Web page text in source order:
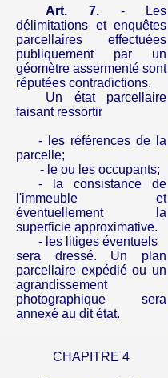
Art. 7. - Les
délimitations et enquêtes
parcellaires effectuées
publiquement par un
géomètre assermenté sont
réputées contradictions.
Un état parcellaire
faisant ressortir
-
les références de la
parcelle;
- le ou les occupants;
-
la consistance de
l'immeuble et
éventuellement la
superficie approximative.
- les litiges éventuels
sera dressé. Un plan
parcellaire expédié ou un
agrandissement
photographique sera
annexé au dit état.
CHAPITRE 4